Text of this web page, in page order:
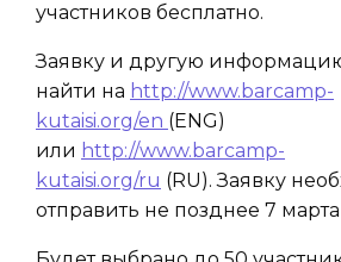
участников бесплатно.
Заявку и другую
найти на http://www.barcamp-
kutaisi.org/en (ENG)
или http://www.barcamp-
kutaisi.org/ru (RU). Заявку
отправить не позднее 7 марта